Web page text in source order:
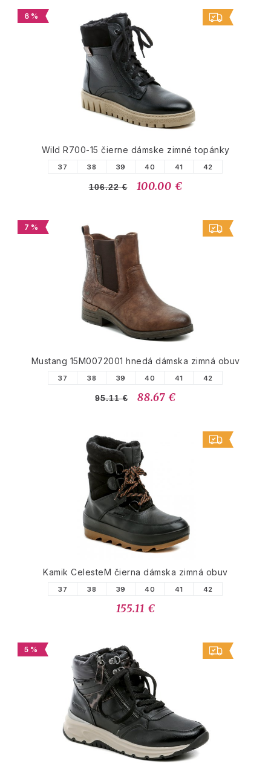
6 %
Wild R700-15 čierne dámske zimné topánky
37 38 39 40 41 42
106.22 € 100.00 €
7 %
Mustang 15M0072001 hnedá dámska zimná obuv
37 38 39 40 41 42
95.11 € 88.67 €
Kamik CelesteM čierna dámska zimná obuv
37 38 39 40 41 42
155.11 €
5 %